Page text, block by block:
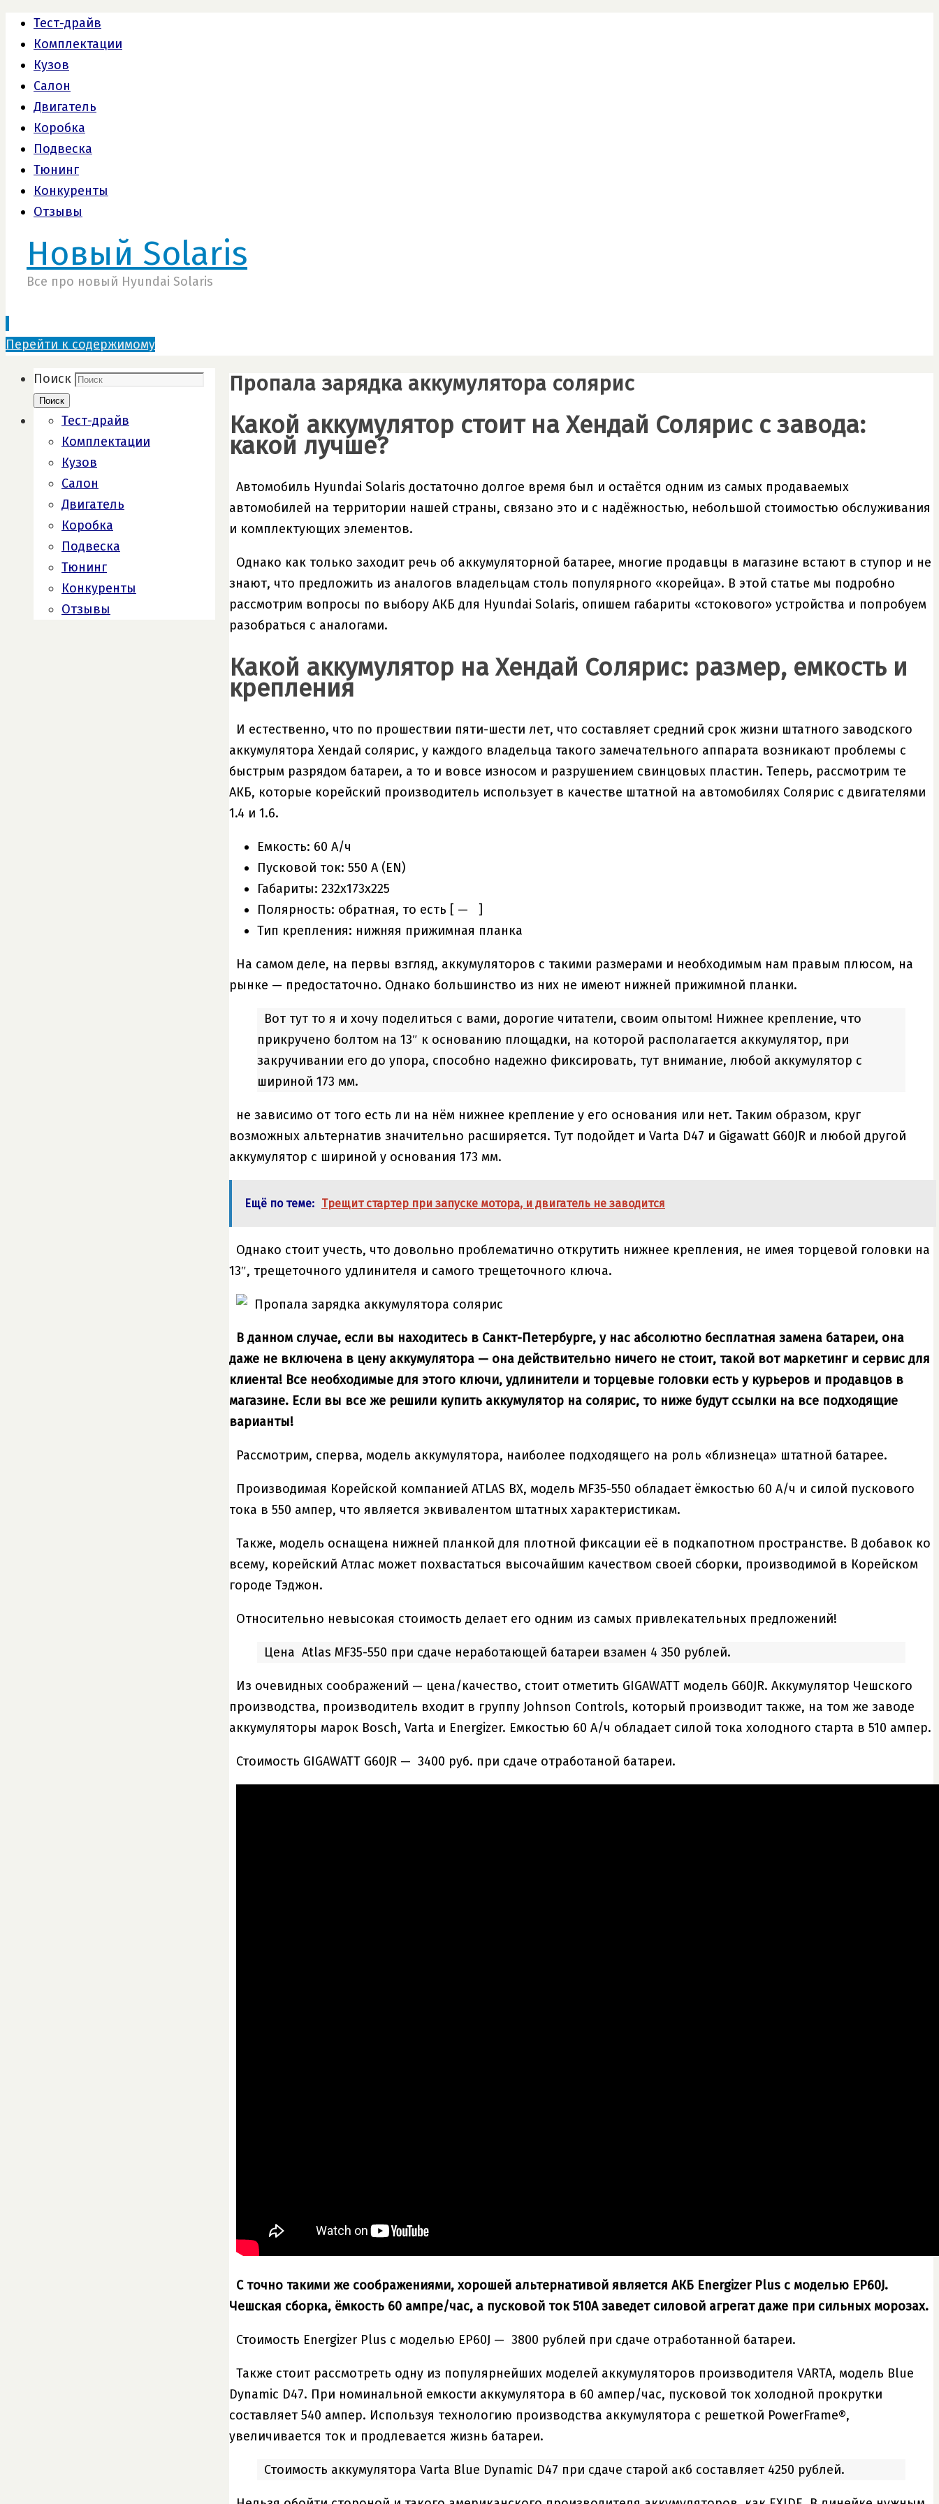
Тест-драйв
Комплектации
Кузов
Салон
Двигатель
Коробка
Подвеска
Тюнинг
Конкуренты
Отзывы
Новый Solaris
Все про новый Hyundai Solaris
Перейти к содержимому
Пропала зарядка аккумулятора солярис
Какой аккумулятор стоит на Хендай Солярис с завода:
какой лучше?
Автомобиль Hyundai Solaris достаточно долгое время был и остаётся одним из самых продаваемых
автомобилей на территории нашей страны, связано это и с надёжностью, небольшой стоимостью обслуживания
и комплектующих элементов.
Однако как только заходит речь об аккумуляторной батарее, многие продавцы в магазине встают в ступор и не
знают, что предложить из аналогов владельцам столь популярного «корейца». В этой статье мы подробно
рассмотрим вопросы по выбору АКБ для Hyundai Solaris, опишем габариты «стокового» устройства и попробуем
разобраться с аналогами.
Какой аккумулятор на Хендай Солярис: размер, емкость и
крепления
И естественно, что по прошествии пяти-шести лет, что составляет средний срок жизни штатного заводского
аккумулятора Хендай солярис, у каждого владельца такого замечательного аппарата возникают проблемы с
быстрым разрядом батареи, а то и вовсе износом и разрушением свинцовых пластин. Теперь, рассмотрим те
АКБ, которые корейский производитель использует в качестве штатной на автомобилях Солярис с двигателями
1.4 и 1.6.
Емкость: 60 А/ч
Пусковой ток: 550 А (EN)
Габариты: 232х173х225
Полярность: обратная, то есть [ — ]
Тип крепления: нижняя прижимная планка
На самом деле, на первы взгляд, аккумуляторов с такими размерами и необходимым нам правым плюсом, на
рынке — предостаточно. Однако большинство из них не имеют нижней прижимной планки.
Вот тут то я и хочу поделиться с вами, дорогие читатели, своим опытом! Нижнее крепление, что
прикручено болтом на 13″ к основанию площадки, на которой располагается аккумулятор, при
закручивании его до упора, способно надежно фиксировать, тут внимание, любой аккумулятор с
шириной 173 мм.
не зависимо от того есть ли на нём нижнее крепление у его основания или нет. Таким образом, круг
возможных альтернатив значительно расширяется. Тут подойдет и Varta D47 и Gigawatt G60JR и любой другой
аккумулятор с шириной у основания 173 мм.
Ещё по теме: Трещит стартер при запуске мотора, и двигатель не заводится
Однако стоит учесть, что довольно проблематично открутить нижнее крепления, не имея торцевой головки на
13″, трещеточного удлинителя и самого трещеточного ключа.
В данном случае, если вы находитесь в Санкт-Петербурге, у нас абсолютно бесплатная замена батареи, она
даже не включена в цену аккумулятора — она действительно ничего не стоит, такой вот маркетинг и сервис для
клиента! Все необходимые для этого ключи, удлинители и торцевые головки есть у курьеров и продавцов в
магазине. Если вы все же решили купить аккумулятор на солярис, то ниже будут ссылки на все подходящие
варианты!
Рассмотрим, сперва, модель аккумулятора, наиболее подходящего на роль «близнеца» штатной батарее.
Производимая Корейской компанией ATLAS BX, модель MF35-550 обладает ёмкостью 60 А/ч и силой пускового
тока в 550 ампер, что является эквивалентом штатных характеристикам.
Также, модель оснащена нижней планкой для плотной фиксации её в подкапотном пространстве. В добавок ко
всему, корейский Атлас может похвастаться высочайшим качеством своей сборки, производимой в Корейском
городе Тэджон.
Относительно невысокая стоимость делает его одним из самых привлекательных предложений!
Цена Atlas MF35-550 при сдаче неработающей батареи взамен 4 350 рублей.
Из очевидных соображений — цена/качество, стоит отметить GIGAWATT модель G60JR. Аккумулятор Чешского
производства, производитель входит в группу Johnson Controls, который производит также, на том же заводе
аккумуляторы марок Bosch, Varta и Energizer. Емкостью 60 А/ч обладает силой тока холодного старта в 510 ампер.
Стоимость GIGAWATT G60JR — 3400 руб. при сдаче отработаной батареи.
С точно такими же соображениями, хорошей альтернативой является АКБ Energizer Plus с моделью EP60J.
Чешская сборка, ёмкость 60 ампре/час, а пусковой ток 510А заведет силовой агрегат даже при сильных морозах.
Стоимость Energizer Plus с моделью EP60J — 3800 рублей при сдаче отработанной батареи.
Также стоит рассмотреть одну из популярнейших моделей аккумуляторов производителя VARTA, модель Blue
Dynamic D47. При номинальной емкости аккумулятора в 60 ампер/час, пусковой ток холодной прокрутки
составляет 540 ампер. Используя технологию производства аккумулятора с решеткой PowerFrame®,
увеличивается ток и продлевается жизнь батареи.
Стоимость аккумулятора Varta Blue Dynamic D47 при сдаче старой акб составляет 4250 рублей.
Поиск
Поиск
Тест-драйв
Комплектации
Кузов
Салон
Двигатель
Коробка
Подвеска
Тюнинг
Конкуренты
Отзывы